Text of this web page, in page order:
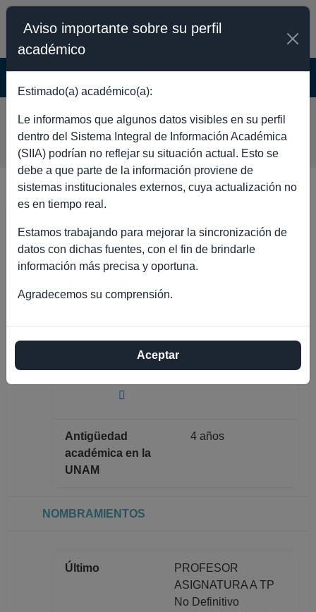
ACADÉMICA - PÚBLICO
MARTIN LEONEL ZURITA
GARCIA
Nombre completo
Máximo nivel de
estudios
Antigüedad
académica en la
UNAM
4 años
NOMBRAMIENTOS
Último
PROFESOR
ASIGNATURA A TP
No Definitivo
Aviso importante sobre su perfil
académico
Estimado(a) académico(a):
Le informamos que algunos datos visibles en su perfil
dentro del Sistema Integral de Información Académica
(SIIA) podrían no reflejar su situación actual. Esto se
debe a que parte de la información proviene de
sistemas institucionales externos, cuya actualización no
es en tiempo real.
Estamos trabajando para mejorar la sincronización de
datos con dichas fuentes, con el fin de brindarle
información más precisa y oportuna.
Agradecemos su comprensión.
Aceptar